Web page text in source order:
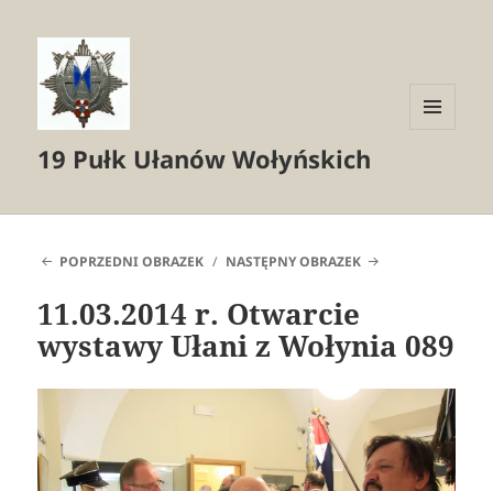
19 Pułk Ułanów Wołyńskich
POPRZEDNI OBRAZEK NASTĘPNY OBRAZEK
11.03.2014 r. Otwarcie
wystawy Ułani z Wołynia 089